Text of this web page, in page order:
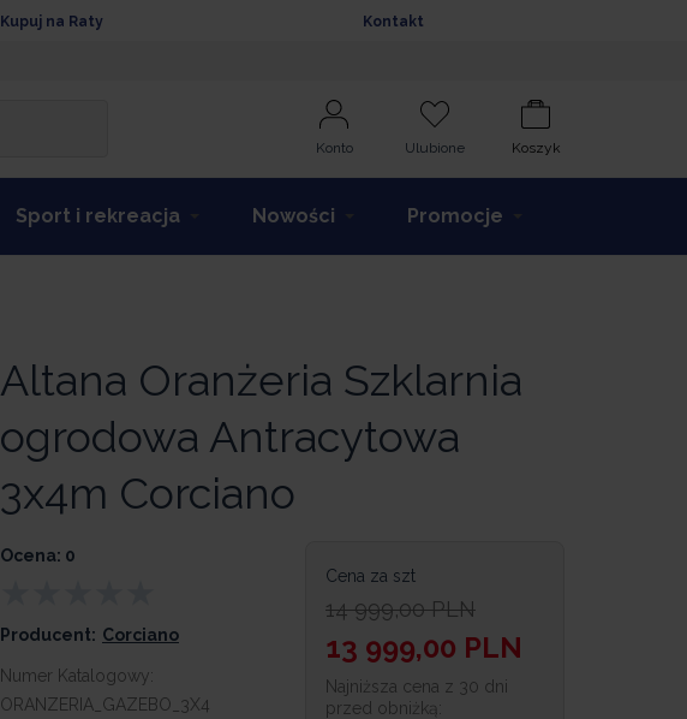
Kupuj na Raty Kontakt
Konto Ulubione Koszyk
Sport i rekreacja Nowości Promocje
Altana Oranżeria Szklarnia
ogrodowa Antracytowa
3x4m Corciano
Ocena: 0
Producent: Corciano
Numer Katalogowy:
ORANZERIA_GAZEBO_3X4
Cena za szt
14 999,00 PLN
13 999,00 PLN
Najniższa cena z 30 dni
przed obniżką: